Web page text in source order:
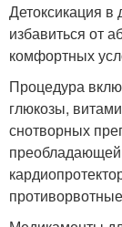
Детоксикация
избавиться от
комфортных
Процедура
глюкозы,
снотворных
преобладающей